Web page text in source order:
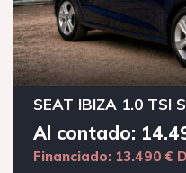
SEAT IBIZA 1.0 TSI
Al contado:
Financiado: 13.490 €